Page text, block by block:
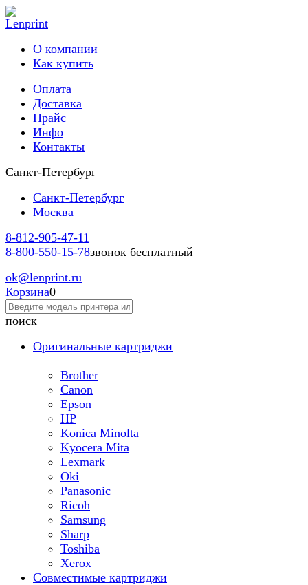
О компании
Как купить
Оплата
Доставка
Прайс
Инфо
Контакты
Санкт-Петербург
Санкт-Петербург
Москва
8-812-905-47-11
8-800-550-15-78звонок бесплатный
ok@lenprint.ru
Корзина0
поиск
Оригинальные картриджи
Brother
Canon
Epson
HP
Konica Minolta
Kyocera Mita
Lexmark
Oki
Panasonic
Ricoh
Samsung
Sharp
Toshiba
Xerox
Совместимые картриджи